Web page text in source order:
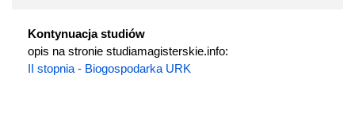
Kontynuacja studiów
opis na stronie studiamagisterskie.info:
II stopnia - Biogospodarka URK